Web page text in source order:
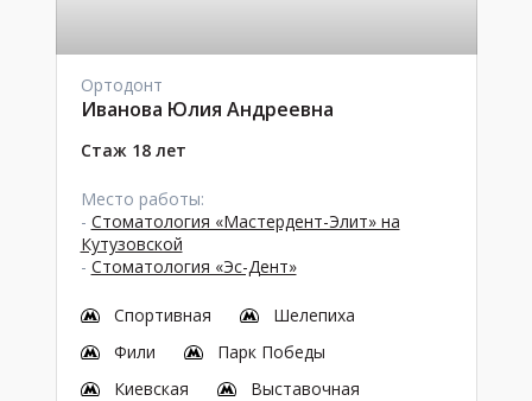
Ортодонт
Иванова Юлия Андреевна
Стаж 18 лет
Место работы:
- Стоматология «Мастердент-Элит» на
Кутузовской
- Стоматология «Эс-Дент»
Спортивная
Шелепиха
Фили
Парк Победы
Киевская
Выставочная